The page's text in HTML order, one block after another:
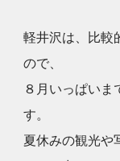
軽井沢は、比較
ので、
８月いっぱいま
す。
夏休みの観光や